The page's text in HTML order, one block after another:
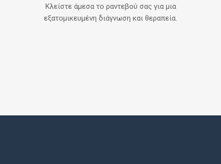
Κλείστε άμεσα το ραντεβού σας για μια
εξατομικευμένη διάγνωση και θεραπεία.